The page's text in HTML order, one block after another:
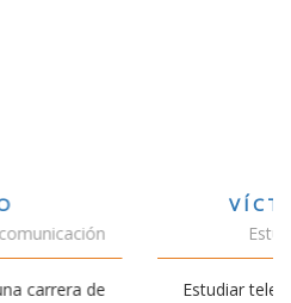
VALENCIA
Grado Teleco-ADE
permitido comprender cómo la